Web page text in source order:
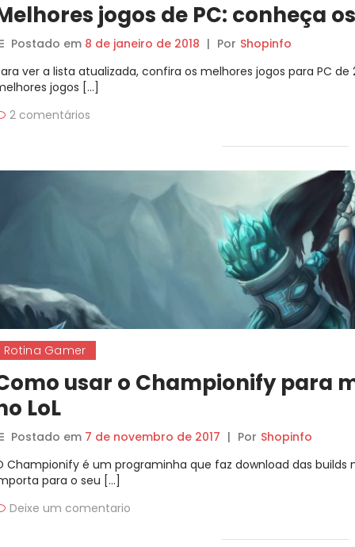
jogos de PC: conheça
Postado em 8 de janeiro de 2018 | Por Shopinfo
ver a lista atualizada, confira os melhores jogos para PC
jogos […]
2 comentários
Rotina Gamer
usar o Championify para
LoL
Postado em 7 de novembro de 2017 | Por Shopinfo
Championify é um programinha que faz download das builds
para o seu […]
Deixe um comentario